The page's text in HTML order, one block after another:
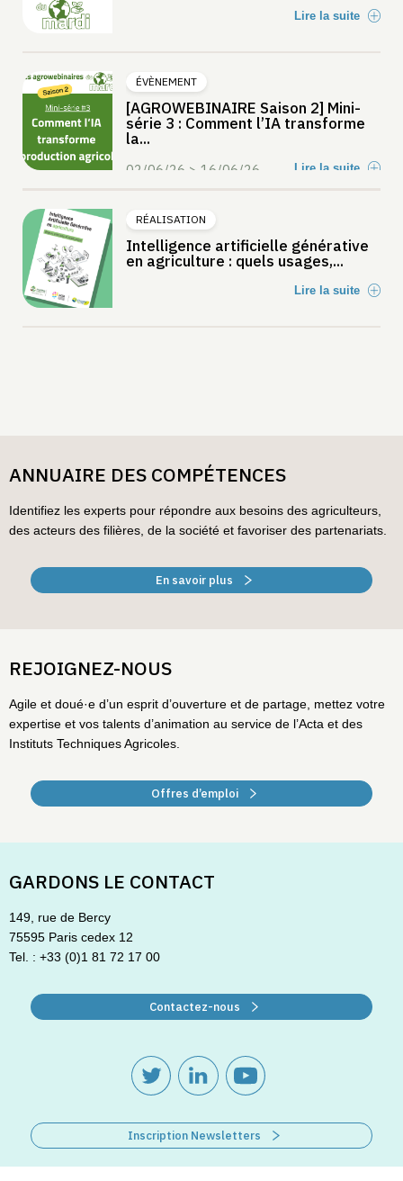
Lire la suite
ÉVÈNEMENT
[AGROWEBINAIRE Saison 2] Mini-
série 3 : Comment l’IA transforme
la...
02/06/26 > 16/06/26 Lire la suite
RÉALISATION
Intelligence artificielle générative
en agriculture : quels usages,...
Lire la suite
ANNUAIRE DES COMPÉTENCES
Identifiez les experts pour répondre aux besoins des agriculteurs,
des acteurs des filières, de la société et favoriser des partenariats.
En savoir plus
REJOIGNEZ-NOUS
Agile et doué·e d’un esprit d’ouverture et de partage, mettez votre
expertise et vos talents d’animation au service de l’Acta et des
Instituts Techniques Agricoles.
Offres d’emploi
GARDONS LE CONTACT
149, rue de Bercy
75595 Paris cedex 12
Tel. : +33 (0)1 81 72 17 00
Contactez-nous
Inscription Newsletters